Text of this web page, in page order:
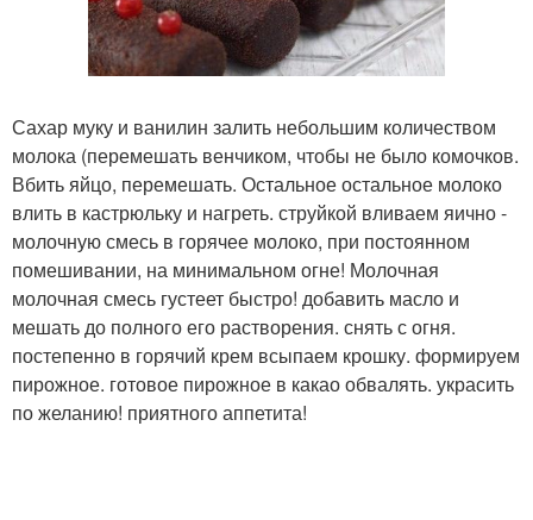
Сахар муку и ванилин залить небольшим количеством
молока (перемешать венчиком, чтобы не было комочков.
Вбить яйцо, перемешать. Остальное остальное молоко
влить в кастрюльку и нагреть. струйкой вливаем яично -
молочную смесь в горячее молоко, при постоянном
помешивании, на минимальном огне! Молочная
молочная смесь густеет быстро! добавить масло и
мешать до полного его растворения. снять с огня.
постепенно в горячий крем всыпаем крошку. формируем
пирожное. готовое пирожное в какао обвалять. украсить
по желанию! приятного аппетита!